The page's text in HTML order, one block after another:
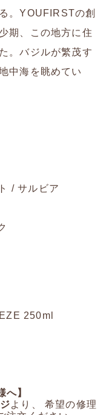
。YOUFIRSTの創
期、この地方に住
。バジルが繁茂す
中海を眺めてい
/ サルビア
250ml
へ】
より、 希望の修理